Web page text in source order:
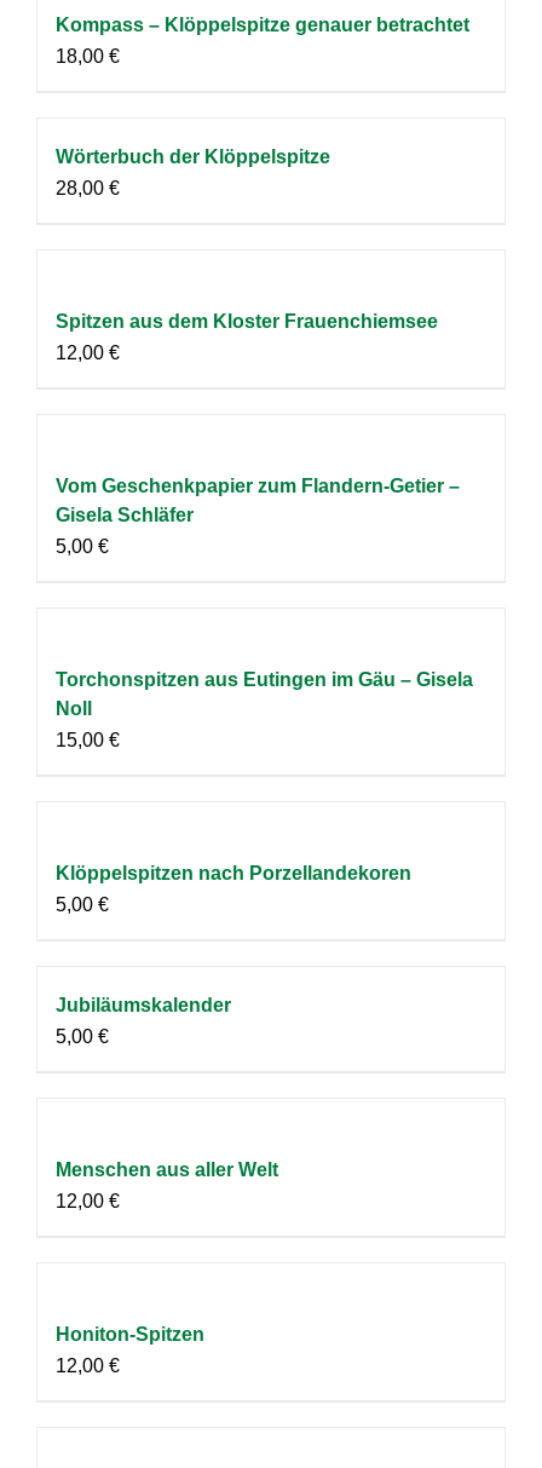
Kompass – Klöppelspitze genauer betrachtet
18,00 €
Wörterbuch der Klöppelspitze
28,00 €
Spitzen aus dem Kloster Frauenchiemsee
12,00 €
Vom Geschenkpapier zum Flandern-Getier –
Gisela Schläfer
5,00 €
Torchonspitzen aus Eutingen im Gäu – Gisela
Noll
15,00 €
Klöppelspitzen nach Porzellandekoren
5,00 €
Jubiläumskalender
5,00 €
Menschen aus aller Welt
12,00 €
Honiton-Spitzen
12,00 €